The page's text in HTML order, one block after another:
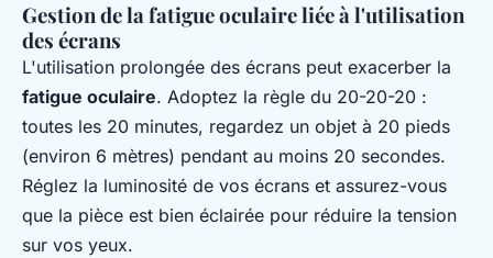
Gestion de la fatigue oculaire liée à l'utilisation
des écrans
L'utilisation prolongée des écrans peut exacerber la
fatigue oculaire. Adoptez la règle du 20-20-20 :
toutes les 20 minutes, regardez un objet à 20 pieds
(environ 6 mètres) pendant au moins 20 secondes.
Réglez la luminosité de vos écrans et assurez-vous
que la pièce est bien éclairée pour réduire la tension
sur vos yeux.